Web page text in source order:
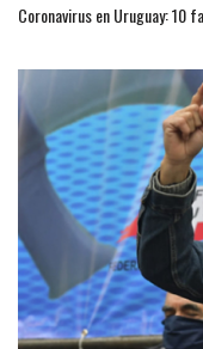
Coronavirus en Uruguay: 10